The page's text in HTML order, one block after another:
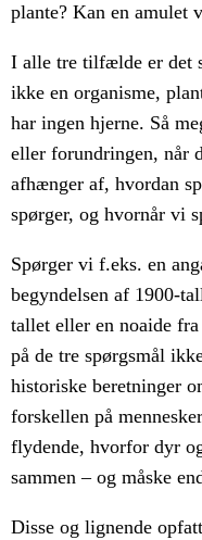
plante? Kan en amulet
I alle tre tilfælde er det
ikke en organisme,
har ingen hjerne. Så
eller forundringen, når
afhænger af, hvordan
spørger, og hvornår vi
Spørger vi f.eks. en
begyndelsen af 1900-
tallet eller en noaide
på de tre spørgsmål
historiske beretninger
forskellen på
flydende, hvorfor dyr
sammen – og måske
Disse og lignende